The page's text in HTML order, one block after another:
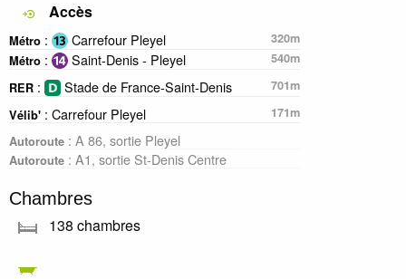
Accès
Métro : Carrefour Pleyel
320m
Métro : Saint-Denis - Pleyel
540m
RER : Stade de France-Saint-Denis
701m
Vélib' : Carrefour Pleyel
171m
Autoroute : A 86, sortie Pleyel
Autoroute : A1, sortie St-Denis Centre
Chambres
138 chambres